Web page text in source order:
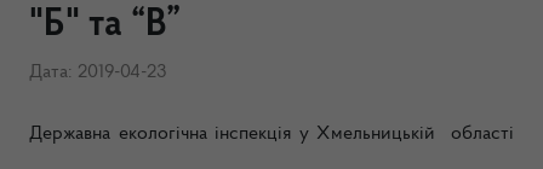
"Б" та “В”
Дата: 2019-04-23
Державна екологічна інспекція у Хмельницькій області